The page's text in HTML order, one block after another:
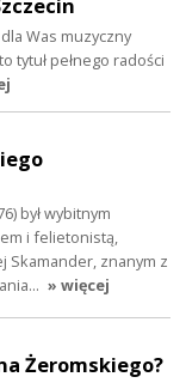
Was muzyczny
tytuł pełnego radości
był wybitnym
i felietonistą,
Skamander, znanym z
» więcej
Żeromskiego?